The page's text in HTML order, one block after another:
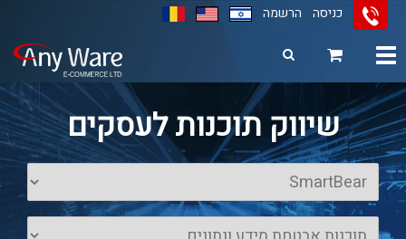
11
12
13
כניסה הרשמה
Toggle
שיווק תוכנות לעסקים